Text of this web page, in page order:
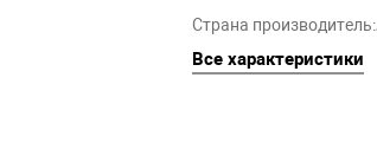
Страна производитель:
Все характеристики